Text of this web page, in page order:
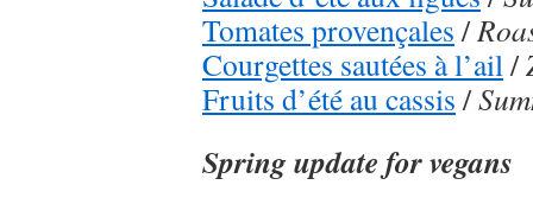
Tomates provençales /
Courgettes sautées à l’ail/
Fruits d’été au cassis /
Spring update for vegans